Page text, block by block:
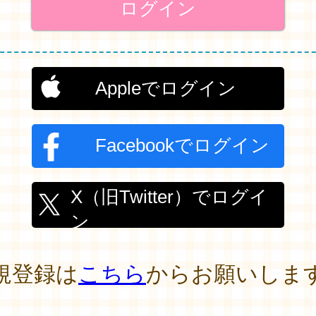
Appleでログイン
Facebookでログイン
X（旧Twitter）でログイ
ン
登録はこちらからお願いしま